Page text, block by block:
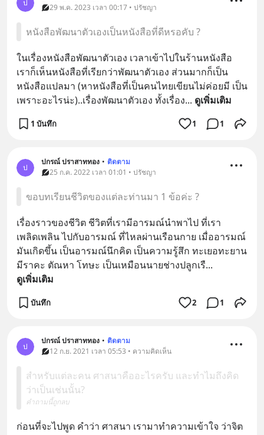
ป
29 พ.ค. 2023 เวลา 00:17 • ปรัชญา
หนังสือพัฒนาตัวเองเป็นหนังสือที่ดีหรอคับ ?
ในเรื่องหนังสือพัฒนาตัวเอง เวลาเข้าไปในร้านหนังสือ
เราก็เห็นหนังสือที่เรียกว่าพัฒนาตัวเอง ส่วนมากก็เป็น
หนังสือแปลมา (หาหนังสือที่เป็นคนไทยเขียนไม่ค่อยมี เป็น
เพราะอะไรน่ะ)..เรื่องพัฒนาตัวเอง ทั้งเรื่อง... ดูเพิ่มเติม
1 บันทึก 1 1
ป
ปกรณ์ ปราสาททอง • ติดตาม
25 ก.ค. 2022 เวลา 01:01 • ปรัชญา
ขอบทเรียนชีวิตของแต่ละท่านมา 1 ข้อค่ะ ?
เรื่องราวของชีวิต ชีวิตที่เรามีอารมณ์นำพาไป ที่เรา
เพลิดเพลิน ไปกับอารมณ์ ที่ไหลผ่านเรือนกาย เมื่ออารมณ์
มันเกิดขึ้น เป็นอารมณ์นึกคิด เป็นความรู้สึก ทะเยอทะยาน
มีราคะ ตัณหา โทษะ เป็นเหมือนนายช่างปลูกเรื...
ดูเพิ่มเติม
บันทึก 2 1
ป
ปกรณ์ ปราสาททอง • ติดตาม
12 ก.ย. 2021 เวลา 05:53 • ความคิดเห็น
สำหรับแต่ละคน ศาสนาคืออะไรครับ และทำไมถึงคิด
ว่าเป็นเช่นนั้น?
คำถามนี้ถูกลบ
ก่อนที่จะไปพูด คำว่า ศาสนา เรามาทำความเข้าใจ ว่าจิต